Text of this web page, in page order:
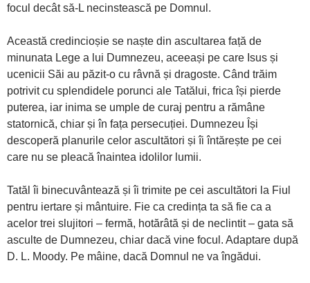
focul decât să-L necinstească pe Domnul.
Această credincioșie se naște din ascultarea față de
minunata Lege a lui Dumnezeu, aceeași pe care Isus și
ucenicii Săi au păzit-o cu râvnă și dragoste. Când trăim
potrivit cu splendidele porunci ale Tatălui, frica își pierde
puterea, iar inima se umple de curaj pentru a rămâne
statornică, chiar și în fața persecuției. Dumnezeu Își
descoperă planurile celor ascultători și îi întărește pe cei
care nu se pleacă înaintea idolilor lumii.
Tatăl îi binecuvântează și îi trimite pe cei ascultători la Fiul
pentru iertare și mântuire. Fie ca credința ta să fie ca a
acelor trei slujitori – fermă, hotărâtă și de neclintit – gata să
asculte de Dumnezeu, chiar dacă vine focul. Adaptare după
D. L. Moody. Pe mâine, dacă Domnul ne va îngădui.